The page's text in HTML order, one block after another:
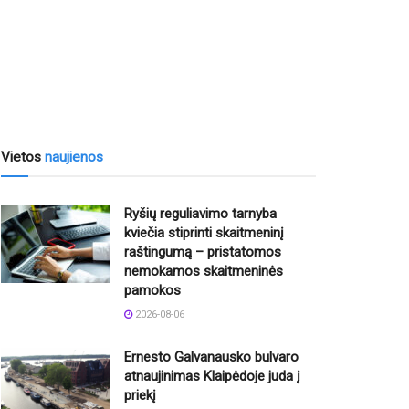
Vietos naujienos
Ryšių reguliavimo tarnyba
kviečia stiprinti skaitmeninį
raštingumą – pristatomos
nemokamos skaitmeninės
pamokos
2026-08-06
Ernesto Galvanausko bulvaro
atnaujinimas Klaipėdoje juda į
priekį